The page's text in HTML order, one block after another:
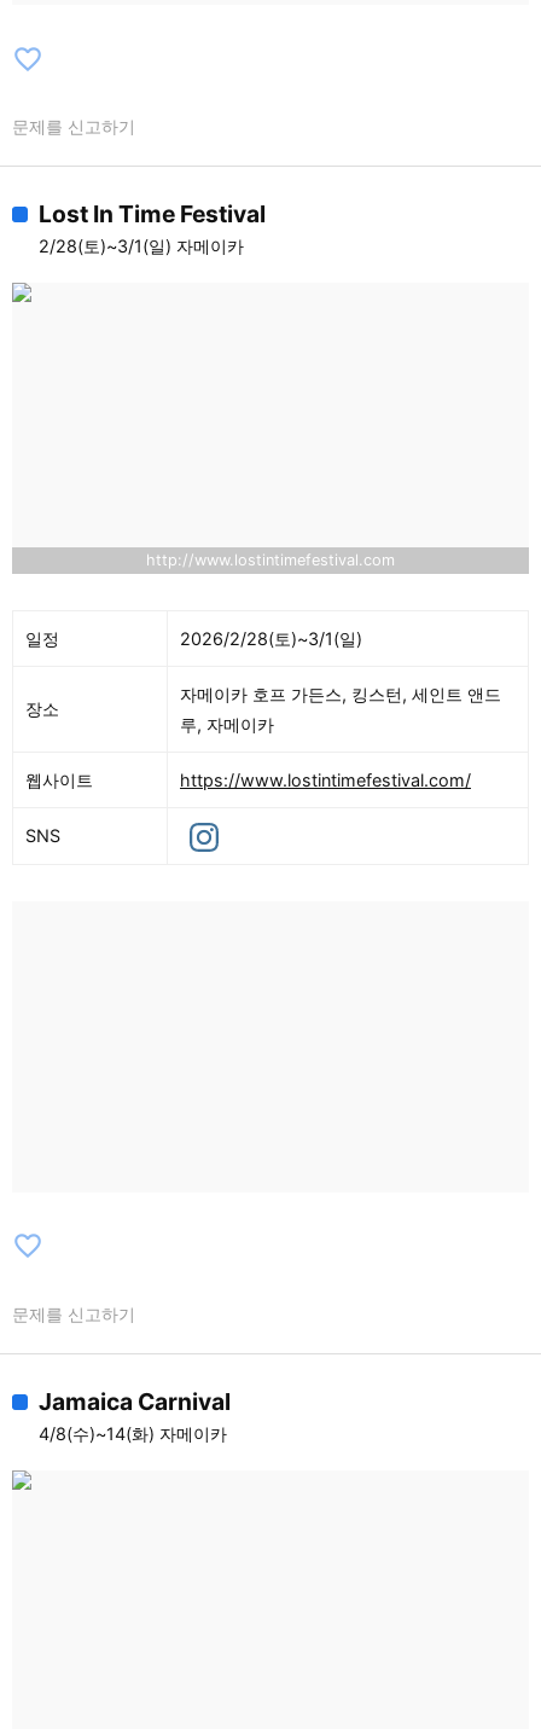
favorite_border
문제를 신고하기
Lost In Time Festival
2/28(토)~3/1(일) 자메이카
http://www.lostintimefestival.com
일정 2026/2/28(토)~3/1(일)
장소
자메이카 호프 가든스, 킹스턴, 세인트 앤드
루, 자메이카
웹사이트 https://www.lostintimefestival.com/
SNS
favorite_border
문제를 신고하기
Jamaica Carnival
4/8(수)~14(화) 자메이카